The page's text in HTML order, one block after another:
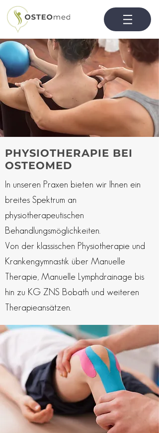
PHYSIOTHERAPIE BEI
OSTEOMED
In unseren Praxen bieten wir Ihnen ein
breites Spektrum an
physiotherapeutischen
Behandlungsmöglichkeiten.
Von der klassischen Physiotherapie und
Krankengymnastik über Manuelle
Therapie, Manuelle Lymphdrainage bis
hin zu KG ZNS Bobath und weiteren
Therapieansätzen.